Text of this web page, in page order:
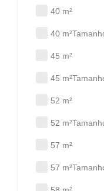
40 m²
40
45 m²
45
52 m²
52
57 m²
57